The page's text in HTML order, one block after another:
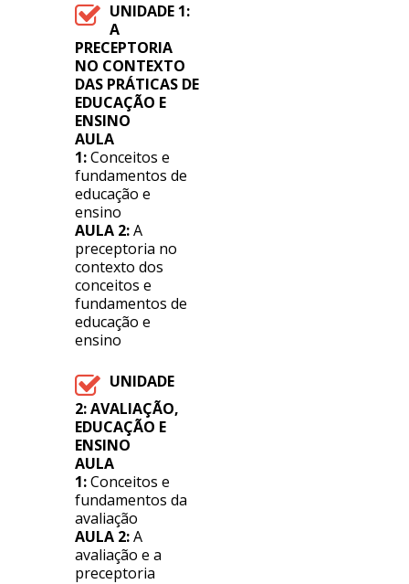
UNIDADE 1:
A
PRECEPTORIA
NO CONTEXTO
DAS PRÁTICAS DE
EDUCAÇÃO E
ENSINO
AULA
1:Conceitos e
fundamentos de
educação e
ensino
AULA 2:A
preceptoria no
contexto dos
conceitos e
fundamentos de
educação e
ensino
UNIDADE
2:AVALIAÇÃO,
EDUCAÇÃO E
ENSINO
AULA
1:Conceitos e
fundamentos da
avaliação
AULA 2:A
avaliação e a
preceptoria